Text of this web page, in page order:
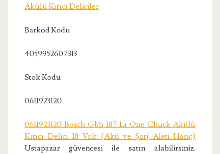
Akülü Kırıcı Deliciler
Barkod Kodu
4059952607313
Stok Kodu
0611923120
0611923120 Bosch Gbh 187 Lı One Chuck Akülü
Kırıcı Delici 18 Volt (Akü ve Şarj Aleti Hariç)
Ustapazar güvencesi ile satın alabilirsiniz.